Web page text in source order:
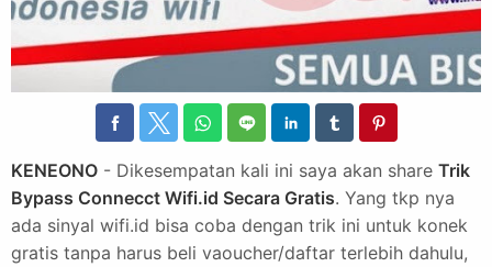
KENEONO - Dikesempatan kali ini saya akan share Trik
Bypass Connecct Wifi.id Secara Gratis. Yang tkp nya
ada sinyal wifi.id bisa coba dengan trik ini untuk konek
gratis tanpa harus beli vaoucher/daftar terlebih dahulu,